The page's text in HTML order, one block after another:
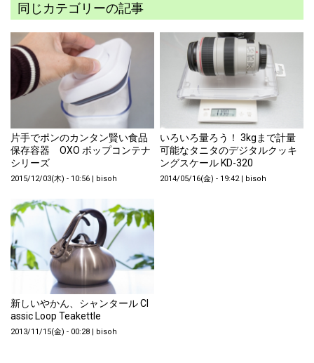
同じカテゴリーの記事
片手でポンのカンタン賢い食品
保存容器 OXO ポップコンテナ
シリーズ
2015/12/03(木) - 10:56 | bisoh
いろいろ量ろう！ 3kgまで計量
可能なタニタのデジタルクッキ
ングスケール KD-320
2014/05/16(金) - 19:42 | bisoh
新しいやかん、シャンタール Cl
assic Loop Teakettle
2013/11/15(金) - 00:28 bisoh